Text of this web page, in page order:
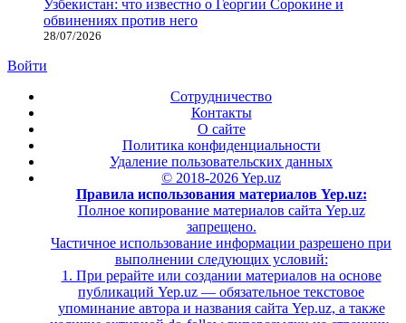
Узбекистан: что известно о Георгии Сорокине и
обвинениях против него
28/07/2026
Войти
Сотрудничество
Контакты
О сайте
Политика конфиденциальности
Удаление пользовательских данных
© 2018-2026 Yep.uz
Правила использования материалов Yep.uz:
Полное копирование материалов сайта Yep.uz
запрещено.
Частичное использование информации разрешено при
выполнении следующих условий:
1. При рерайте или создании материалов на основе
публикаций Yep.uz — обязательное текстовое
упоминание автора и названия сайта Yep.uz, а также